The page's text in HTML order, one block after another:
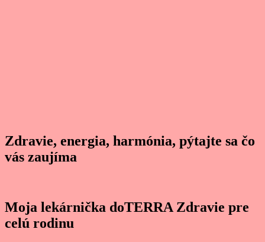
Zdravie, energia, harmónia, pýtajte sa čo
vás zaujíma
Moja lekárnička doTERRA Zdravie pre
celú rodinu